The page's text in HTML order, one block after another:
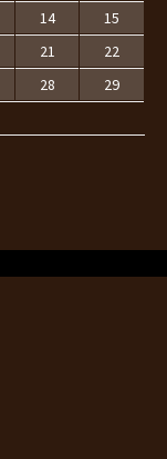
14
15
21
22
28
29